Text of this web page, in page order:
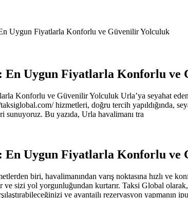
Uygun Fiyatlarla Konforlu ve Güvenilir Yolculuk
En Uygun Fiyatlarla Konforlu ve
Konforlu ve Güvenilir Yolculuk Urla’ya seyahat
hizmetleri, doğru tercih yapıldığında,
Bu yazıda, Urla havalimanı tra
En Uygun Fiyatlarla Konforlu ve
biri, havalimanından varış noktasına hızlı ve
ve sizi yol yorgunluğundan kurtarır. Taksi Global
ve avantajlı rezervasyon yapmanın